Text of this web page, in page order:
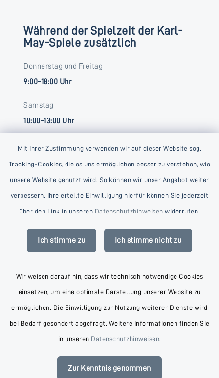
Mit Ihrer Zustimmung verwenden wir auf dieser Website sog.
Tracking-Cookies, die es uns ermöglichen besser zu verstehen, wie
unsere Website genutzt wird. So können wir unser Angebot weiter
verbessern. Ihre erteilte Einwilligung hierfür können Sie jederzeit
über den Link in unseren Datenschutzhinweisen widerrufen.
Ich stimme zu Ich stimme nicht zu
Wir weisen darauf hin, dass wir technisch notwendige Cookies
einsetzen, um eine optimale Darstellung unserer Website zu
ermöglichen. Die Einwilligung zur Nutzung weiterer Dienste wird
bei Bedarf gesondert abgefragt. Weitere Informationen finden Sie
in unseren Datenschutzhinweisen.
Zur Kenntnis genommen
Während der Spielzeit der Karl-
May-Spiele zusätzlich
Donnerstag und Freitag
9:00-18:00 Uhr
Samstag
10:00-13:00 Uhr
Kontakt
Datenschutz
Impressum
Sitemap